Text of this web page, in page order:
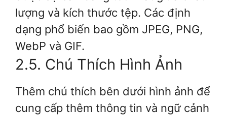
lượng và kích thước tệp. Các định
dạng phổ biến bao gồm JPEG, PNG,
WebP và GIF.
2.5. Chú Thích Hình Ảnh
Thêm chú thích bên dưới hình ảnh để
cung cấp thêm thông tin và ngữ cảnh